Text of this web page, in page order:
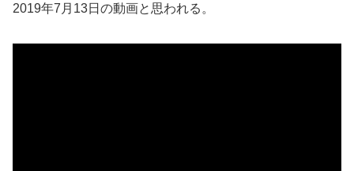
2019年7月13日の動画と思われる。